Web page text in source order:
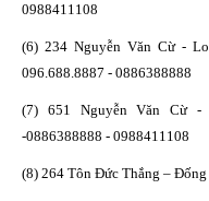
0988411108
(6) 234 Nguyễn Văn Cừ -
096.688.8887 - 0886388888
(7) 651 Nguyễn Văn Cừ
-0886388888 - 0988411108
(8) 264 Tôn Đức Thắng –